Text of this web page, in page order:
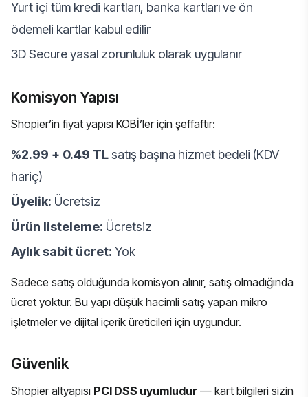
Yurt içi tüm kredi kartları, banka kartları ve ön
ödemeli kartlar kabul edilir
3D Secure yasal zorunluluk olarak uygulanır
Komisyon Yapısı
Shopier’in fiyat yapısı KOBİ’ler için şeffaftır:
%2.99 + 0.49 TL satış başına hizmet bedeli (KDV
hariç)
Üyelik: Ücretsiz
Ürün listeleme: Ücretsiz
Aylık sabit ücret: Yok
Sadece satış olduğunda komisyon alınır, satış olmadığında
ücret yoktur. Bu yapı düşük hacimli satış yapan mikro
işletmeler ve dijital içerik üreticileri için uygundur.
Güvenlik
Shopier altyapısı PCI DSS uyumludur — kart bilgileri sizin